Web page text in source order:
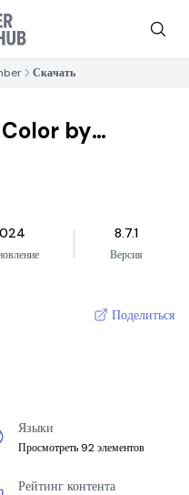
Скачать
by
8.7.1
Версия
Поделиться
Языки
Просмотреть 92 элементов
Рейтинг контента